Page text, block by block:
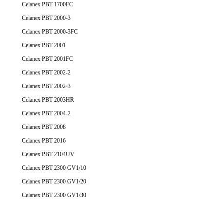
Celanex PBT 1700FC
Celanex PBT 2000-3
Celanex PBT 2000-3FC
Celanex PBT 2001
Celanex PBT 2001FC
Celanex PBT 2002-2
Celanex PBT 2002-3
Celanex PBT 2003HR
Celanex PBT 2004-2
Celanex PBT 2008
Celanex PBT 2016
Celanex PBT 2104UV
Celanex PBT 2300 GV1/10
Celanex PBT 2300 GV1/20
Celanex PBT 2300 GV1/30